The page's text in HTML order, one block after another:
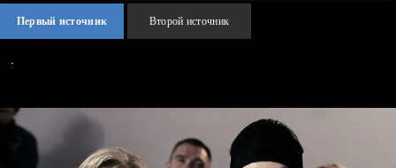
Первый источник Второй источник